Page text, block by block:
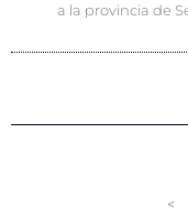
a la provincia de
<